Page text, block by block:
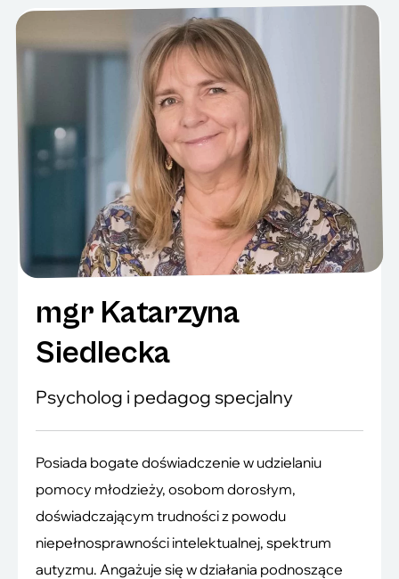
mgr Katarzyna
Siedlecka
Psycholog i pedagog specjalny
Posiada bogate doświadczenie w udzielaniu
pomocy młodzieży, osobom dorosłym,
doświadczającym trudności z powodu
niepełnosprawności intelektualnej, spektrum
autyzmu. Angażuje się w działania podnoszące